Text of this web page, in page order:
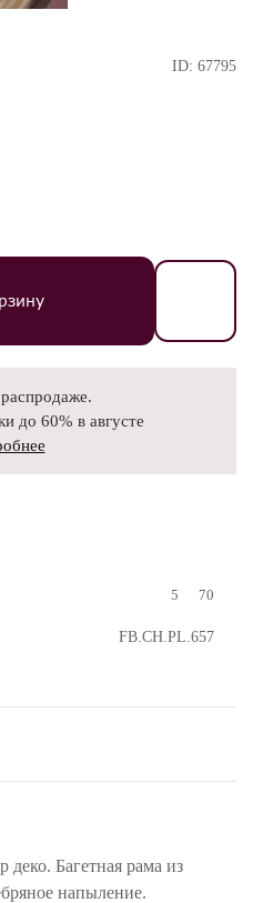
ID: 67795
до 60% в августе
5 70
FB.CH.PL.657
Багетная рама из
напыление.